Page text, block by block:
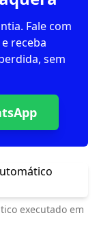
Fale com
receba
sem
executado em